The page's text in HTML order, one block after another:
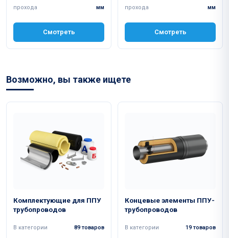
прохода мм
Смотреть
прохода мм
Смотреть
Возможно, вы также ищете
Комплектующие для ППУ
трубопроводов
В категории 89 товаров
Концевые элементы ППУ-
трубопроводов
В категории 19 товаров